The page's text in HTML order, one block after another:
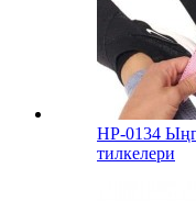
HP-0134
тилкелери